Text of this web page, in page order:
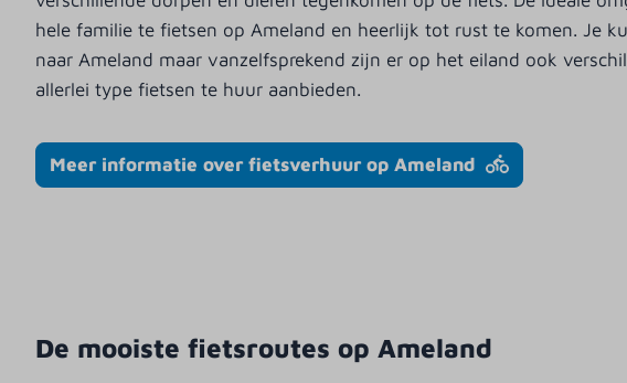
hele familie te fietsen op Ameland en heerlijk tot rust te komen. Je
naar Ameland maar vanzelfsprekend zijn er op het eiland ook
allerlei type fietsen te huur aanbieden.
Meer informatie over fietsverhuur op Ameland
De mooiste fietsroutes op Ameland